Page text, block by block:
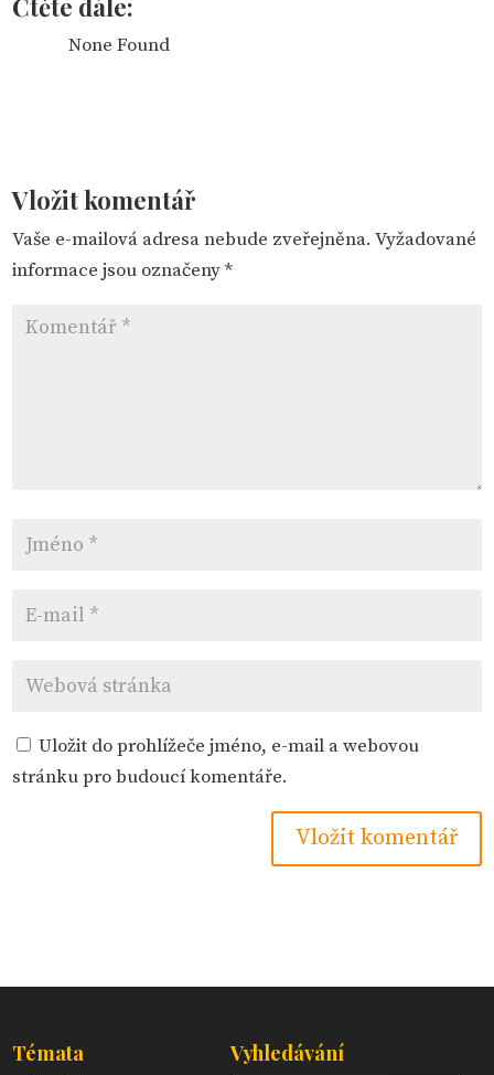
None Found
Vložit komentář
Vaše e-mailová adresa nebude zveřejněna. Vyžadované
informace jsou označeny*
Uložit do prohlížeče jméno, e-mail a webovou
stránku pro budoucí komentáře.
Témata Vyhledávání